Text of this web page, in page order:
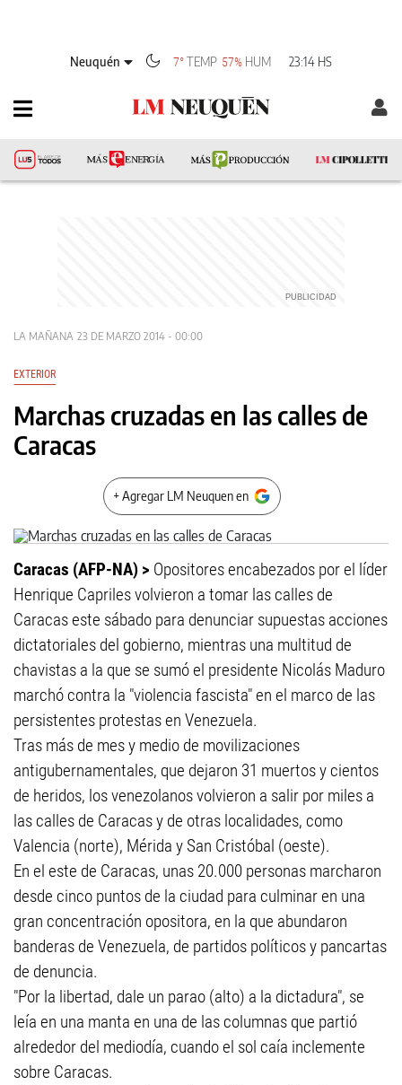
Neuquén 7°TEMP 57% HUM 23:14 HS
LA MAÑANA 23 DE MARZO 2014 - 00:00
EXTERIOR
Marchas cruzadas en las calles de
Caracas
+ Agregar LM Neuquen en
Caracas (AFP-NA) > Opositores encabezados por el líder
Henrique Capriles volvieron a tomar las calles de
Caracas este sábado para denunciar supuestas acciones
dictatoriales del gobierno, mientras una multitud de
chavistas a la que se sumó el presidente Nicolás Maduro
marchó contra la "violencia fascista" en el marco de las
persistentes protestas en Venezuela.
Tras más de mes y medio de movilizaciones
antigubernamentales, que dejaron 31 muertos y cientos
de heridos, los venezolanos volvieron a salir por miles a
las calles de Caracas y de otras localidades, como
Valencia (norte), Mérida y San Cristóbal (oeste).
En el este de Caracas, unas 20.000 personas marcharon
desde cinco puntos de la ciudad para culminar en una
gran concentración opositora, en la que abundaron
banderas de Venezuela, de partidos políticos y pancartas
de denuncia.
"Por la libertad, dale un parao (alto) a la dictadura", se
leía en una manta en una de las columnas que partió
alrededor del mediodía, cuando el sol caía inclemente
sobre Caracas.